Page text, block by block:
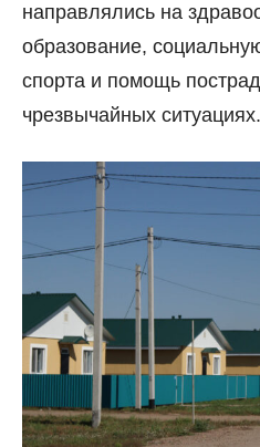
направлялись на
образование,
спорта и помощь
чрезвычайных ситуациях.